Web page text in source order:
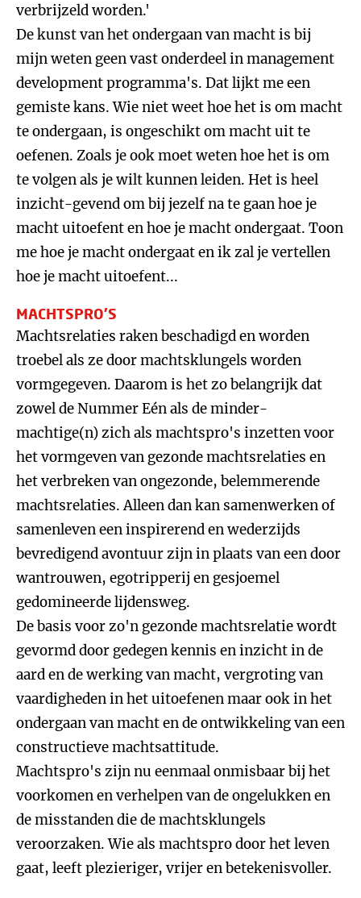
verbrijzeld worden.'
De kunst van het ondergaan van macht is bij
mijn weten geen vast onderdeel in management
development programma's. Dat lijkt me een
gemiste kans. Wie niet weet hoe het is om macht
te ondergaan, is ongeschikt om macht uit te
oefenen. Zoals je ook moet weten hoe het is om
te volgen als je wilt kunnen leiden. Het is heel
inzicht-gevend om bij jezelf na te gaan hoe je
macht uitoefent en hoe je macht ondergaat. Toon
me hoe je macht ondergaat en ik zal je vertellen
hoe je macht uitoefent...
MACHTSPRO'S
Machtsrelaties raken beschadigd en worden
troebel als ze door machtsklungels worden
vormgegeven. Daarom is het zo belangrijk dat
zowel de Nummer Eén als de minder-
machtige(n) zich als machtspro's inzetten voor
het vormgeven van gezonde machtsrelaties en
het verbreken van ongezonde, belemmerende
machtsrelaties. Alleen dan kan samenwerken of
samenleven een inspirerend en wederzijds
bevredigend avontuur zijn in plaats van een door
wantrouwen, egotripperij en gesjoemel
gedomineerde lijdensweg.
De basis voor zo'n gezonde machtsrelatie wordt
gevormd door gedegen kennis en inzicht in de
aard en de werking van macht, vergroting van
vaardigheden in het uitoefenen maar ook in het
ondergaan van macht en de ontwikkeling van een
constructieve machtsattitude.
Machtspro's zijn nu eenmaal onmisbaar bij het
voorkomen en verhelpen van de ongelukken en
de misstanden die de machtsklungels
veroorzaken. Wie als machtspro door het leven
gaat, leeft plezieriger, vrijer en betekenisvoller.